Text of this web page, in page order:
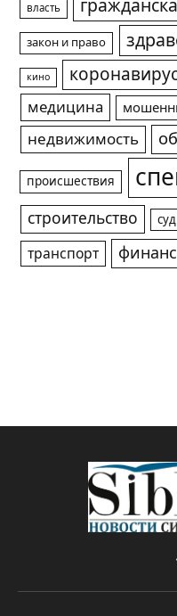
власть
закон и право
кино
медицина
недвижимость
происшествия
строительство суд
транспорт